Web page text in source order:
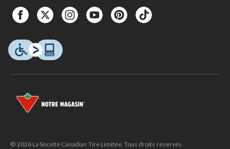
© 2026 La Société Canadian Tire Limitée. Tous droits réservés.